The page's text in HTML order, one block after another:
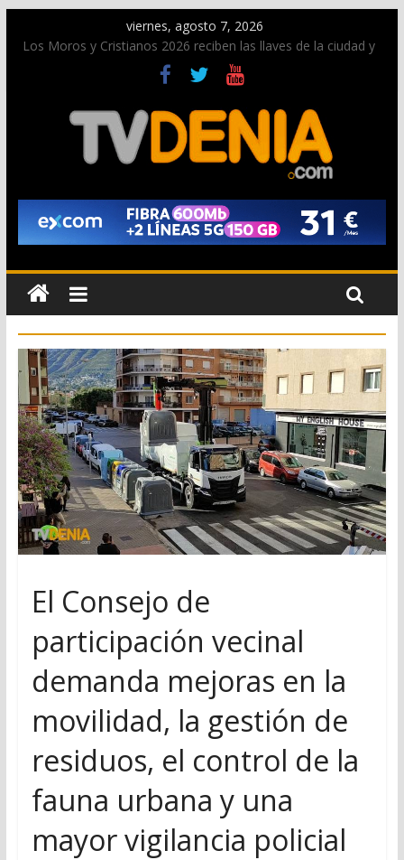
viernes, agosto 7, 2026
Los Moros y Cristianos 2026 reciben las llaves de la ciudad y
dan inicio a las fiestas en Dénia
El bando moro protagonista en la Segunda Entraeta Festera
Paco Adsuar dona al Arxiu de Dénia más de 50.000 imágenes
de la memoria visual de la ciudad
La Entraeta Festera llena de ambiente la calle Marqués de
Campo con la recepción a la Capitanía Cristiana
El XII Festival de Jazz de Dénia reunirá durante agosto a
figuras nacionales e internacionales en los Jardins de
Torrecremada
El Consejo de
participación vecinal
demanda mejoras en la
movilidad, la gestión de
residuos, el control de la
fauna urbana y una
mayor vigilancia policial